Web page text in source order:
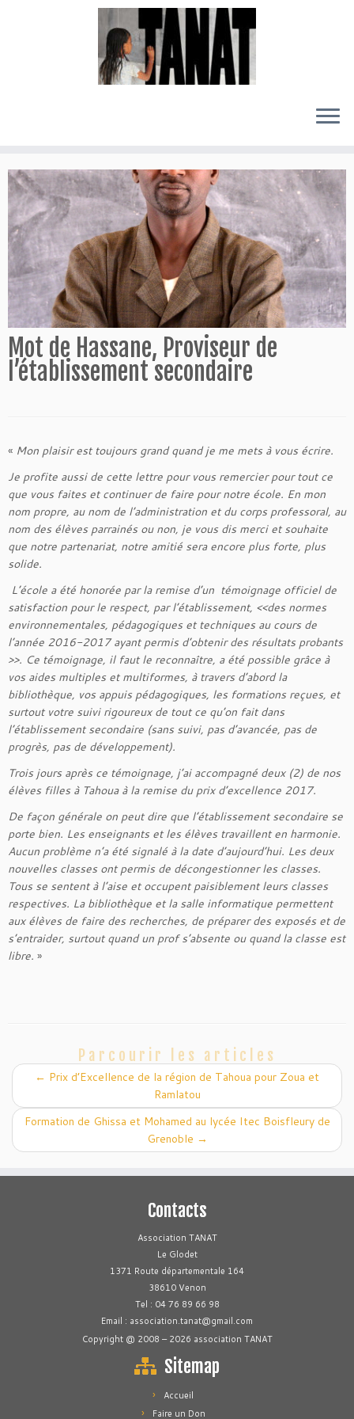
au
contenu
Mot de Hassane, Proviseur de
l’établissement secondaire
« Mon plaisir est toujours grand quand je me mets à vous écrire.
Je profite aussi de cette lettre pour vous remercier pour tout ce
que vous faites et continuer de faire pour notre école. En mon
nom propre, au nom de l’administration et du corps professoral, au
nom des élèves parrainés ou non, je vous dis merci et souhaite
que notre partenariat, notre amitié sera encore plus forte, plus
solide.
L’école a été honorée par la remise d’un témoignage officiel de
satisfaction pour le respect, par l’établissement, <<des normes
environnementales, pédagogiques et techniques au cours de
l’année 2016-2017 ayant permis d’obtenir des résultats probants
>>. Ce témoignage, il faut le reconnaître, a été possible grâce à
vos aides multiples et multiformes, à travers d’abord la
bibliothèque, vos appuis pédagogiques, les formations reçues, et
surtout votre suivi rigoureux de tout ce qu’on fait dans
l’établissement secondaire (sans suivi, pas d’avancée, pas de
progrès, pas de développement).
Trois jours après ce témoignage, j’ai accompagné deux (2) de nos
élèves filles à Tahoua à la remise du prix d’excellence 2017.
De façon générale on peut dire que l’établissement secondaire se
porte bien. Les enseignants et les élèves travaillent en harmonie.
Aucun problème n’a été signalé à la date d’aujourd’hui. Les deux
nouvelles classes ont permis de décongestionner les classes.
Tous se sentent à l’aise et occupent paisiblement leurs classes
respectives. La bibliothèque et la salle informatique permettent
aux élèves de faire des recherches, de préparer des exposés et de
s’entraider, surtout quand un prof s’absente ou quand la classe est
libre. »
Parcourir les articles
← Prix d’Excellence de la région de Tahoua pour Zoua et
Ramlatou
Formation de Ghissa et Mohamed au lycée Itec Boisfleury de
Grenoble →
Contacts
Association TANAT
Le Glodet
1371 Route départementale 164
38610 Venon
Tel : 04 76 89 66 98
Email : association.tanat@gmail.com
Copyright @ 2008 – 2026 association TANAT
Sitemap
Accueil
Faire un Don